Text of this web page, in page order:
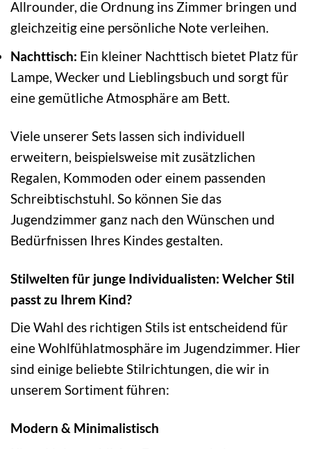
Allrounder, die Ordnung ins Zimmer bringen und
gleichzeitig eine persönliche Note verleihen.
Nachttisch: Ein kleiner Nachttisch bietet Platz für
Lampe, Wecker und Lieblingsbuch und sorgt für
eine gemütliche Atmosphäre am Bett.
Viele unserer Sets lassen sich individuell
erweitern, beispielsweise mit zusätzlichen
Regalen, Kommoden oder einem passenden
Schreibtischstuhl. So können Sie das
Jugendzimmer ganz nach den Wünschen und
Bedürfnissen Ihres Kindes gestalten.
Stilwelten für junge Individualisten: Welcher Stil
passt zu Ihrem Kind?
Die Wahl des richtigen Stils ist entscheidend für
eine Wohlfühlatmosphäre im Jugendzimmer. Hier
sind einige beliebte Stilrichtungen, die wir in
unserem Sortiment führen:
Modern & Minimalistisch